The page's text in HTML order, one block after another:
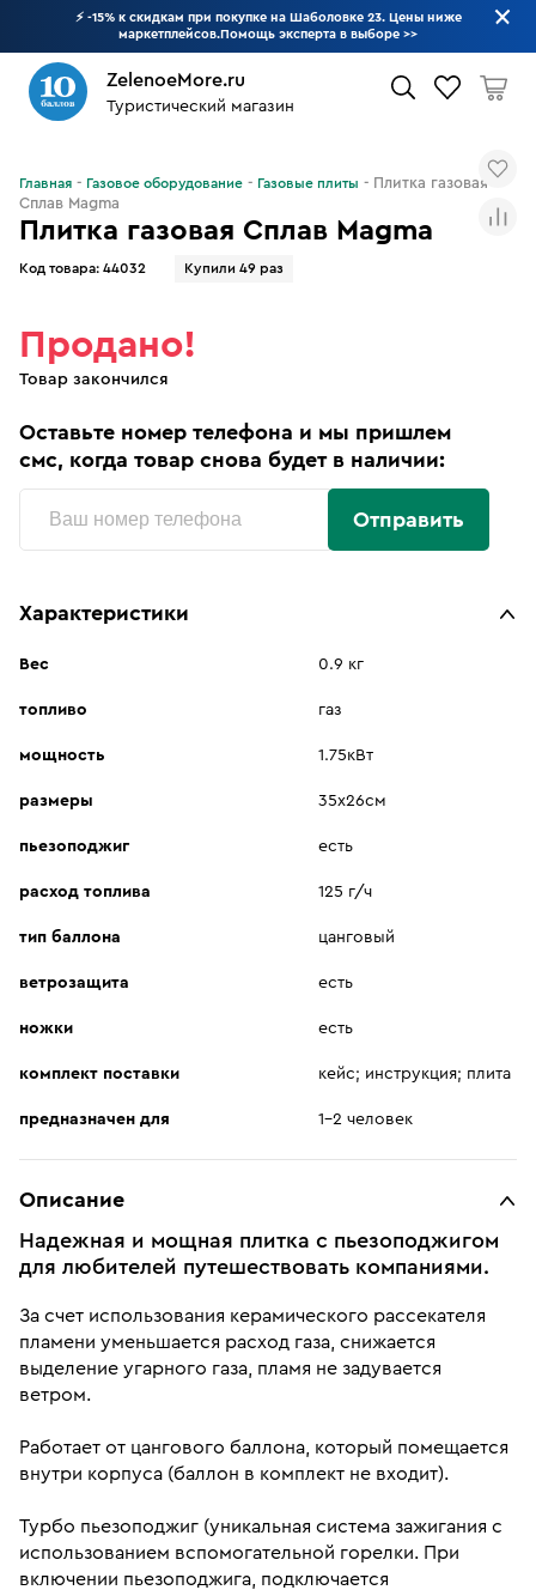
⚡ -15% к скидкам при покупке на Шаболовке 23. Цены ниже
маркетплейсов.Помощь эксперта в выборе >>
ZelenoeMore.ru
Туристический магазин
Плитка газовая Сплав Magma
Код товара: 44032 Купили 49 раз
Главная Газовое оборудование Газовые плиты
Плитка газовая
Сплав Magma
Продано!
Товар закончился
Оставьте номер телефона и мы пришлем
смс, когда товар снова будет в наличии:
Отправить
Характеристики
Вес 0.9 кг
топливо газ
мощность 1.75кВт
размеры 35х26см
пьезоподжиг есть
расход топлива 125 г/ч
тип баллона цанговый
ветрозащита есть
ножки есть
комплект поставки кейс; инструкция; плита
предназначен для 1-2 человек
Описание
Надежная и мощная плитка с пьезоподжигом
для любителей путешествовать компаниями.
За счет использования керамического рассекателя
пламени уменьшается расход газа, снижается
выделение угарного газа, пламя не задувается
ветром.
Работает от цангового баллона, который помещается
внутри корпуса (баллон в комплект не входит).
Турбо пьезоподжиг (уникальная система зажигания с
использованием вспомогательной горелки. При
включении пьезоподжига, подключается